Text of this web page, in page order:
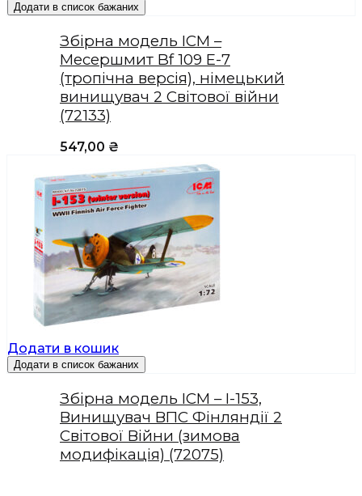
Додати в список бажаних
Збірна модель ICM –
Месершмит Bf 109 E-7
(тропічна версія), німецький
винищувач 2 Світової війни
(72133)
547,00 ₴
Додати в кошик
Додати в список бажаних
Збірна модель ICM – І-153,
Винищувач ВПС Фінляндії 2
Світової Війни (зимова
модифікація) (72075)